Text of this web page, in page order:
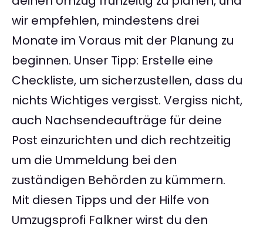
wir empfehlen, mindestens drei
Monate im Voraus mit der Planung zu
beginnen. Unser Tipp: Erstelle eine
Checkliste, um sicherzustellen, dass du
nichts Wichtiges vergisst. Vergiss nicht,
auch Nachsendeaufträge für deine
Post einzurichten und dich rechtzeitig
um die Ummeldung bei den
zuständigen Behörden zu kümmern.
Mit diesen Tipps und der Hilfe von
Umzugsprofi Falkner wirst du den